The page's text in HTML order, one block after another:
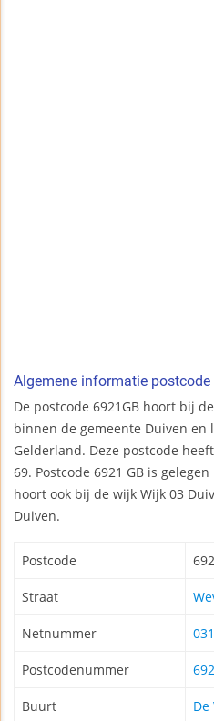
Algemene informatie postcode
De postcode 6921GB hoort bij
binnen de gemeente Duiven en
Gelderland. Deze postcode
69. Postcode 6921 GB is
hoort ook bij de wijk Wijk 03
Duiven.
Postcode
Straat
Netnummer
Postcodenummer
Buurt De